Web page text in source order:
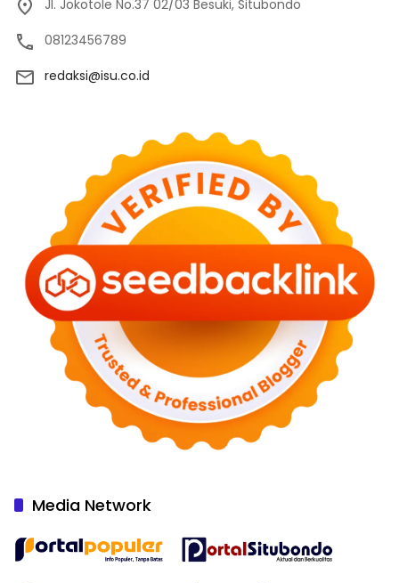
Jl. Jokotole No.37 02/03 Besuki, Situbondo
08123456789
redaksi@isu.co.id
Media Network